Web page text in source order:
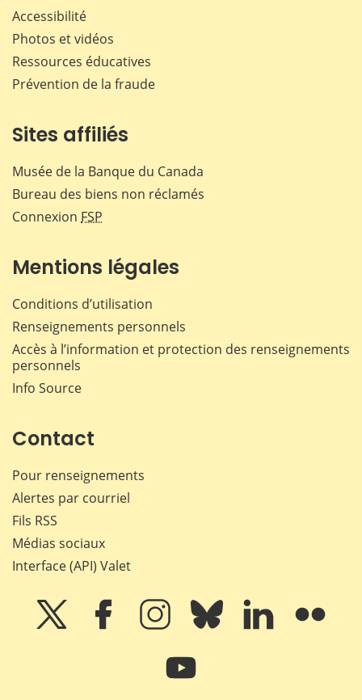
Accessibilité
Photos et vidéos
Ressources éducatives
Prévention de la fraude
Sites affiliés
Musée de la Banque du Canada
Bureau des biens non réclamés
Connexion FSP
Mentions légales
Conditions d’utilisation
Renseignements personnels
Accès à l’information et protection des renseignements
personnels
Info Source
Contact
Pour renseignements
Alertes par courriel
Fils RSS
Médias sociaux
Interface (API) Valet